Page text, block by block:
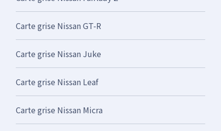
Carte grise Nissan GT-R
Carte grise Nissan Juke
Carte grise Nissan Leaf
Carte grise Nissan Micra